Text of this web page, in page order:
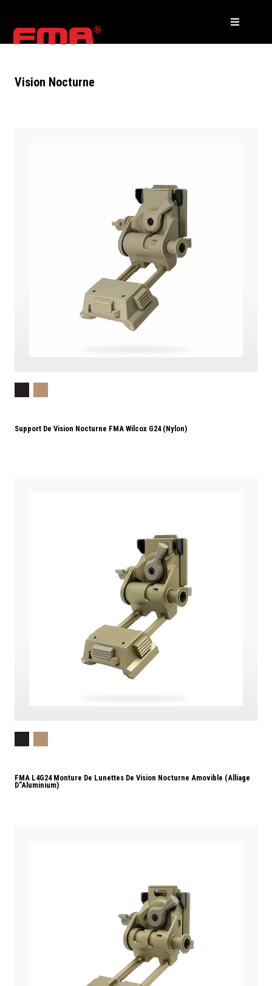
Vision Nocturne
Support De Vision Nocturne FMA Wilcox G24 (Nylon)
FMA L4G24 Monture De Lunettes De Vision Nocturne Amovible (alliage
D"aluminium)